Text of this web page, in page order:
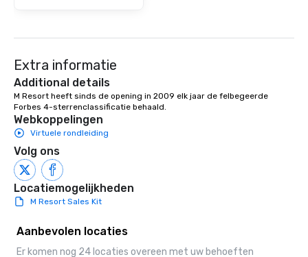
Extra informatie
Additional details
M Resort heeft sinds de opening in 2009 elk jaar de felbegeerde
Forbes 4-sterrenclassificatie behaald.
Webkoppelingen
Virtuele rondleiding
Volg ons
Locatiemogelijkheden
M Resort Sales Kit
Aanbevolen locaties
Er komen nog 24 locaties overeen met uw behoeften